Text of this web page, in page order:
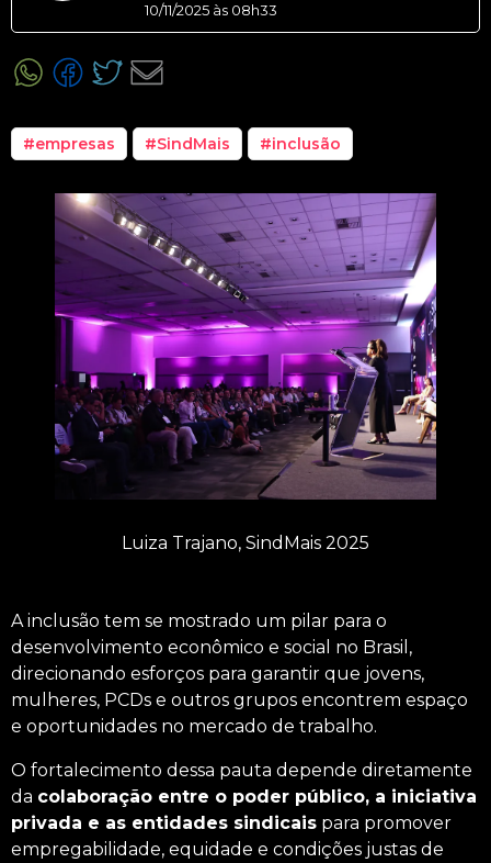
10/11/2025 às 08h33
#empresas #SindMais #inclusão
Luiza Trajano, SindMais 2025
A inclusão tem se mostrado um pilar para o
desenvolvimento econômico e social no Brasil,
direcionando esforços para garantir que jovens,
mulheres, PCDs e outros grupos encontrem espaço
e oportunidades no mercado de trabalho.
O fortalecimento dessa pauta depende diretamente
da colaboração entre o poder público, a iniciativa
privada e as entidades sindicais para promover
empregabilidade, equidade e condições justas de